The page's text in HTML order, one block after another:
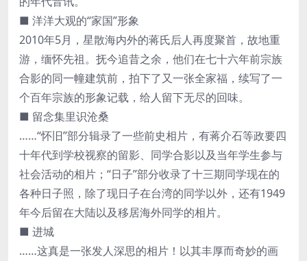
■ 洋洋大观的“家国”形象
2010年5月，星散海内外的蒋氏后人再度聚首，故地重
游，缅怀先祖。抚今追昔之余，他们在七十六年前宗族
合影的同一幢建筑前，拍下了又一张全家福，续写了一
个百年宗族的形象记载，给人留下无尽的回味。
■ 留念集里识沧桑
……“怀旧”部分辑录了一些前史相片，有蒋介石等政要四
十年代到学校视察的留影、同学合影以及当年学生参与
社会活动的相片；“日子”部分收录了十三期同学现在的
各种日子照，除了现日子在台湾的同学以外，还有1949
年今后留在大陆以及移居海外同学的相片。
■ 进城
……这真是一张发人深思的相片！以其丰厚而奇妙的画